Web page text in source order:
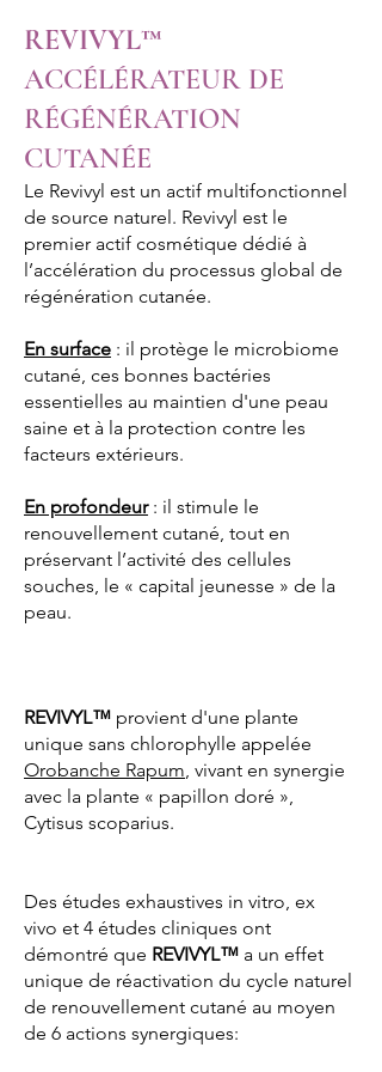
REVIVYL™
ACCÉLÉRATEUR DE
RÉGÉNÉRATION
CUTANÉE
Le Revivyl est un actif multifonctionnel
de source naturel. Revivyl est le
premier actif cosmétique dédié à
l’accélération du processus global de
régénération cutanée.
En surface : il protège le microbiome
cutané, ces bonnes bactéries
essentielles au maintien d'une peau
saine et à la protection contre les
facteurs extérieurs.
En profondeur: il stimule le
renouvellement cutané, tout en
préservant l’activité des cellules
souches, le « capital jeunesse » de la
peau.
REVIVYL™ provient d'une plante
unique sans chlorophylle appelée
Orobanche Rapum, vivant en synergie
avec la plante « papillon doré »,
Cytisus scoparius.
Des études exhaustives in vitro, ex
vivo et 4 études cliniques ont
démontré que REVIVYL™ a un effet
unique de réactivation du cycle naturel
de renouvellement cutané au moyen
de 6 actions synergiques: